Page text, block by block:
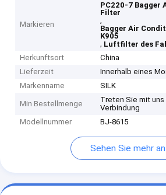
Markieren
PC220-7 Bagger
Filter
,
Bagger Air
K905
, Luftfilter des
Herkunftsort
China
Lieferzeit
Innerhalb eines
Markenname
SILK
Min Bestellmenge
Treten Sie mit uns
Verbindung
Modellnummer
BJ-8615
Sehen Sie mehr an